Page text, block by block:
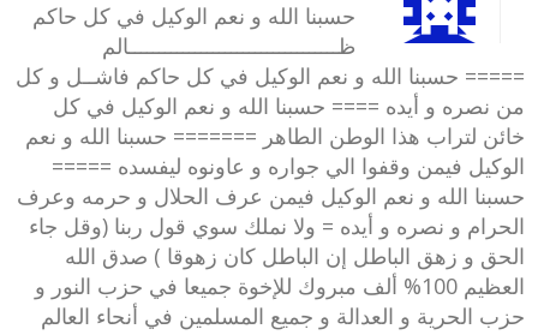
حسبنا الله و نعم الوكيل في كل حاكم
ظـــــــــــــــــــــــــــــــــــالم
===== حسبنا الله و نعم الوكيل في كل حاكم فاشــل و كل
من نصره و أيده ==== حسبنا الله و نعم الوكيل في كل
خائن لتراب هذا الوطن الطاهر ======= حسبنا الله و نعم
الوكيل فيمن وقفوا الي جواره و عاونوه ليفسده =====
حسبنا الله و نعم الوكيل فيمن عرف الحلال و حرمه وعرف
الحرام و نصره و أيده = ولا نملك سوي قول ربنا (وقل جاء
الحق و زهق الباطل إن الباطل كان زهوقا ) صدق الله
العظيم 100% ألف مبروك للإخوة جميعا في حزب النور و
حزب الحرية و العدالة و جميع المسلمين في أنحاء العالم